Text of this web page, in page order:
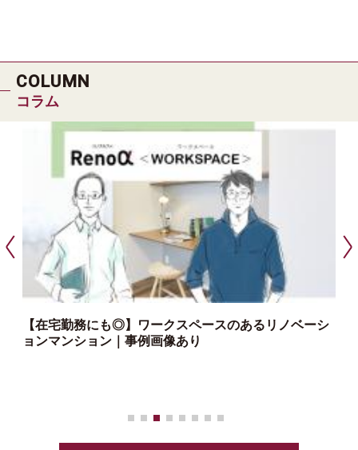
COLUMN
コラム
【在宅勤務にも◎】ワークスペースのあるリノベーシ
ョンマンション｜事例画像あり